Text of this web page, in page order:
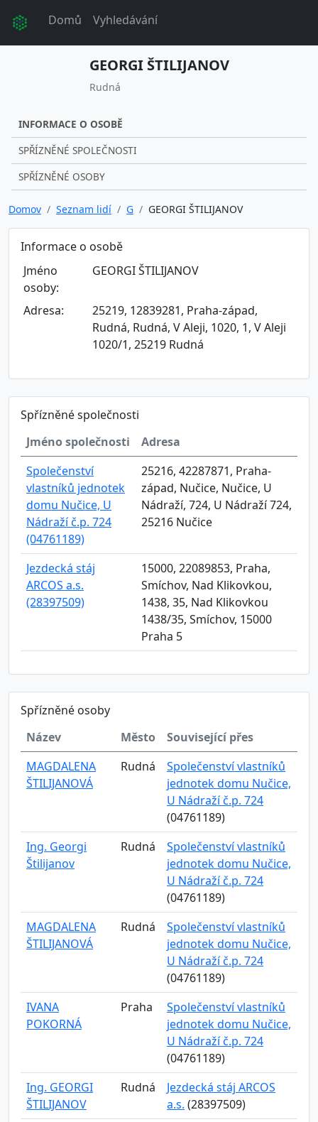
Domů Vyhledávání
GEORGI ŠTILIJANOV
Rudná
INFORMACE O OSOBĚ
SPŘÍZNĚNÉ SPOLEČNOSTI
SPŘÍZNĚNÉ OSOBY
Domov Seznam lidí G GEORGI ŠTILIJANOV
Informace o osobě
Jméno
osoby:
GEORGI ŠTILIJANOV
Adresa:
25219, 12839281, Praha-západ,
Rudná, Rudná, V Aleji, 1020, 1, V Aleji
1020/1, 25219 Rudná
Spřízněné společnosti
Jméno společnosti
Adresa
Společenství
vlastníků jednotek
domu Nučice, U
Nádraží č.p. 724
(04761189)
25216, 42287871, Praha-
západ, Nučice, Nučice, U
Nádraží, 724, U Nádraží 724,
25216 Nučice
Jezdecká stáj
ARCOS a.s.
(28397509)
15000, 22089853, Praha,
Smíchov, Nad Klikovkou,
1438, 35, Nad Klikovkou
1438/35, Smíchov, 15000
Praha 5
Spřízněné osoby
Název
Město
Související přes
MAGDALENA
ŠTILIJANOVÁ
Rudná
Společenství vlastníků
jednotek domu Nučice,
U Nádraží č.p. 724
(04761189)
Ing. Georgi
Štilijanov
Rudná
Společenství vlastníků
jednotek domu Nučice,
U Nádraží č.p. 724
(04761189)
MAGDALENA
ŠTILIJANOVÁ
Rudná
Společenství vlastníků
jednotek domu Nučice,
U Nádraží č.p. 724
(04761189)
IVANA
POKORNÁ
Praha
Společenství vlastníků
jednotek domu Nučice,
U Nádraží č.p. 724
(04761189)
Ing. GEORGI
ŠTILIJANOV
Rudná
Jezdecká stáj ARCOS
a.s. (28397509)